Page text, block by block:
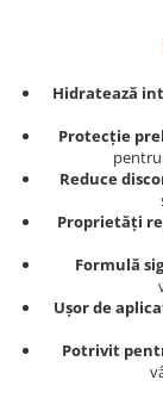
Afecțiuni
Afecțiuni
Afecțiuni otice
Afecțiuni renale
Afecțiuni
Suplimente
Suplimente
Vitamine și
Hrană umedă
Afecțiuni
Afecțiuni
Afecțiuni otice
Afecțiuni
Afecțiuni renale
Suplimente
Suplimente
Vitamine și
Hrană umedă
Hidratează
Protecție
Reduce
Proprietăți
Formulă
Ușor de
Potrivit